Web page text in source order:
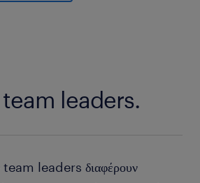
team leaders.
team leaders διαφέρουν